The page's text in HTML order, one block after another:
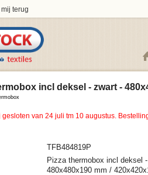
mij terug
incl deksel - zwart -
gesloten van 24 juli tm 10 augustus.
TFB484819P
Pizza thermobox incl deksel
480x480x190 mm /